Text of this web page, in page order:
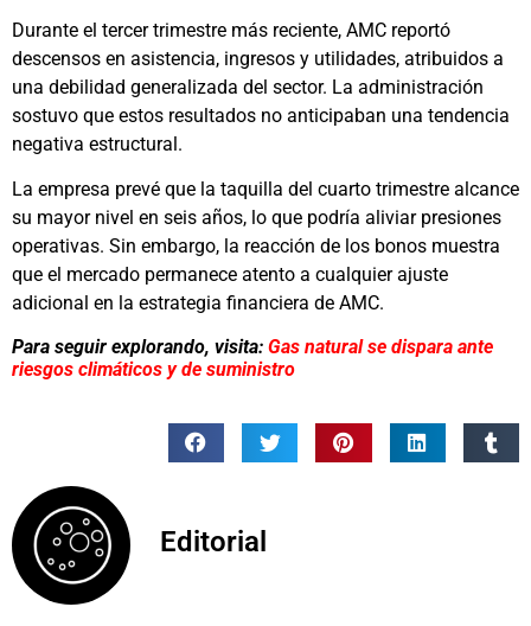
Durante el tercer trimestre más reciente, AMC reportó
descensos en asistencia, ingresos y utilidades, atribuidos a
una debilidad generalizada del sector. La administración
sostuvo que estos resultados no anticipaban una tendencia
negativa estructural.
La empresa prevé que la taquilla del cuarto trimestre alcance
su mayor nivel en seis años, lo que podría aliviar presiones
operativas. Sin embargo, la reacción de los bonos muestra
que el mercado permanece atento a cualquier ajuste
adicional en la estrategia financiera de AMC.
Para seguir explorando, visita: Gas natural se dispara ante
riesgos climáticos y de suministro
Editorial